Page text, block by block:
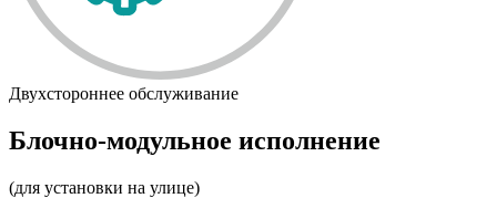
Двухстороннее обслуживание
Блочно-модульное исполнение
(для установки на улице)